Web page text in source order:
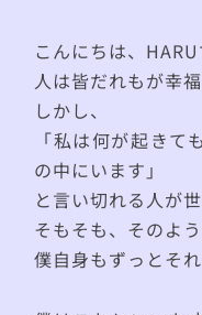
こんにちは、HARU
人は皆だれもが幸
しかし、
「私は何が起き
の中にいます」
と言い切れる人が
そもそも、そのよ
僕自身もずっとそ